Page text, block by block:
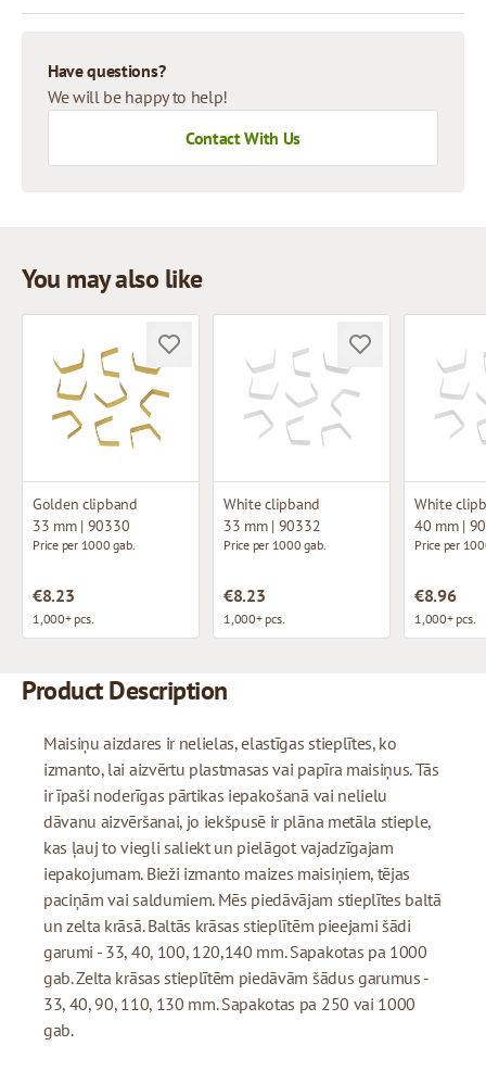
Have questions?
We will be happy to help!
Contact With Us
You may also like
Golden clipband
33 mm | 90330
Price per 1000 gab.
€8.23
1,000+ pcs.
White clipband
33 mm | 90332
Price per 1000 gab.
€8.23
1,000+ pcs.
White
40 mm |
Price per
€8.96
1,000+ pcs.
Product Description
Maisiņu aizdares ir nelielas, elastīgas stieplītes, ko
izmanto, lai aizvērtu plastmasas vai papīra maisiņus. Tās
ir īpaši noderīgas pārtikas iepakošanā vai nelielu
dāvanu aizvēršanai, jo iekšpusē ir plāna metāla stieple,
kas ļauj to viegli saliekt un pielāgot vajadzīgajam
iepakojumam. Bieži izmanto maizes maisiņiem, tējas
paciņām vai saldumiem. Mēs piedāvājam stieplītes baltā
un zelta krāsā. Baltās krāsas stieplītēm pieejami šādi
garumi - 33, 40, 100, 120,140 mm. Sapakotas pa 1000
gab. Zelta krāsas stieplītēm piedāvām šādus garumus -
33, 40, 90, 110, 130 mm. Sapakotas pa 250 vai 1000
gab.